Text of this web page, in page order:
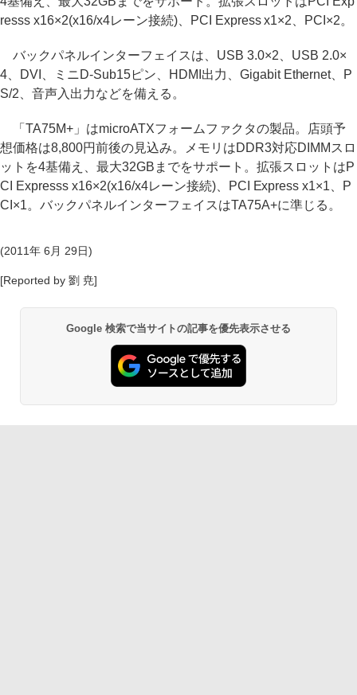
resss x16×2(x16/x4レーン接続)、PCI Express x1×2、PCI×2。
バックパネルインターフェイスは、USB 3.0×2、USB 2.0×
4、DVI、ミニD-Sub15ピン、HDMI出力、Gigabit Ethernet、P
S/2、音声入出力などを備える。
「TA75M+」はmicroATXフォームファクタの製品。店頭予
想価格は8,800円前後の見込み。メモリはDDR3対応DIMMスロ
ットを4基備え、最大32GBまでをサポート。拡張スロットはP
CI Expresss x16×2(x16/x4レーン接続)、PCI Express x1×1、P
CI×1。バックパネルインターフェイスはTA75A+に準じる。
(2011年 6月 29日)
[Reported by 劉 尭]
Google 検索で当サイトの記事を優先表示させる